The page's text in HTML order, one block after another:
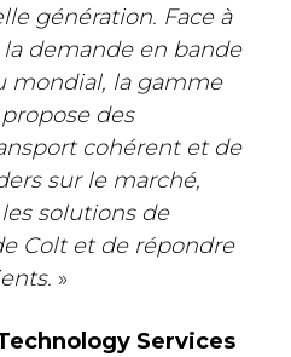
génération. Face à
demande en bande
mondial, la gamme
propose des
cohérent et de
sur le marché,
solutions de
Colt et de répondre
»
Services